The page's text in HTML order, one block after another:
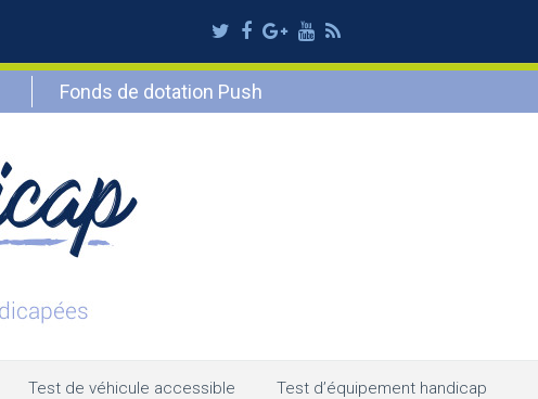
Twitter
Facebook
Google
Plus
Youtube
RSS
Fonds de dotation Push
Test de véhicule accessible Test d’équipement handicap